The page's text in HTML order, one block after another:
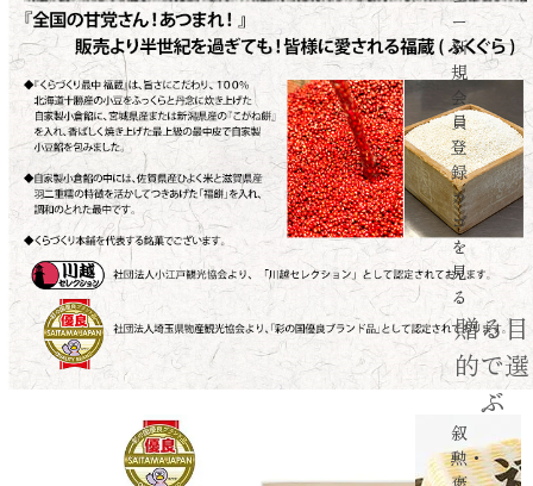
ー
新
規
会
員
登
録
カ
ゴ
を
見
る
贈る目
的で選
ぶ
叙
勲・